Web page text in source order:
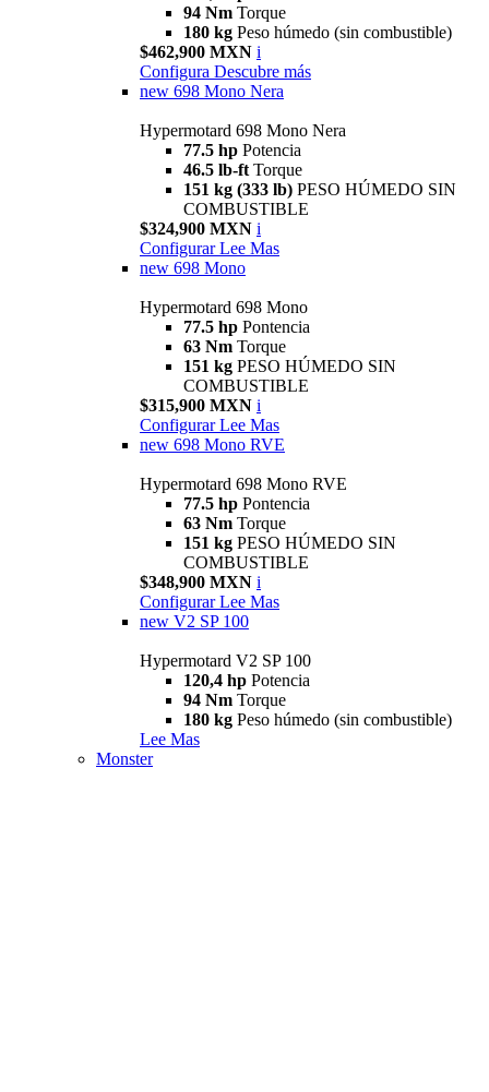
94 Nm Torque
180 kg Peso húmedo (sin combustible)
$462,900 MXN i
Configura Descubre más
new 698 Mono Nera
Hypermotard 698 Mono Nera
77.5 hp Potencia
46.5 lb-ft Torque
151 kg (333 lb) PESO HÚMEDO SIN
COMBUSTIBLE
$324,900 MXN i
Configurar Lee Mas
new 698 Mono
Hypermotard 698 Mono
77.5 hp Pontencia
63 Nm Torque
151 kg PESO HÚMEDO SIN
COMBUSTIBLE
$315,900 MXN i
Configurar Lee Mas
new 698 Mono RVE
Hypermotard 698 Mono RVE
77.5 hp Pontencia
63 Nm Torque
151 kg PESO HÚMEDO SIN
COMBUSTIBLE
$348,900 MXN i
Configurar Lee Mas
new V2 SP 100
Hypermotard V2 SP 100
120,4 hp Potencia
94 Nm Torque
180 kg Peso húmedo (sin combustible)
Lee Mas
Monster